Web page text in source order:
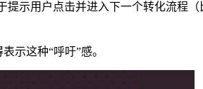
示用户点击并进入下一个转化流程
示这种“呼吁”感。